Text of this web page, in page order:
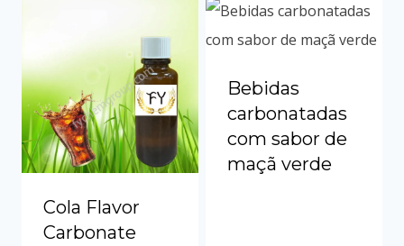
Cola Flavor
Carbonate
Bebidas
carbonatadas
com sabor de
maçã verde
Thai
Uzbek
Spanish (Colombia)